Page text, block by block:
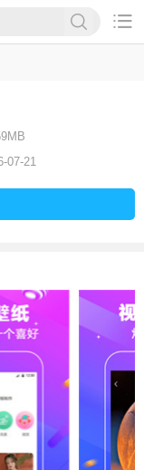

07-21